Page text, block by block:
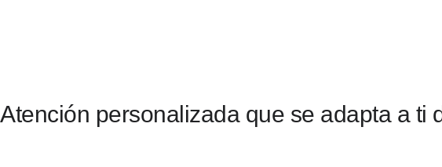
Atención personalizada que se adapta a ti